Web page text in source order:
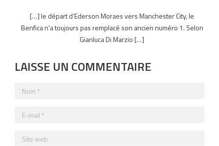
[…] le départ d’Ederson Moraes vers Manchester City, le
Benfica n’a toujours pas remplacé son ancien numéro 1. Selon
Gianluca Di Marzio […]
LAISSE UN COMMENTAIRE